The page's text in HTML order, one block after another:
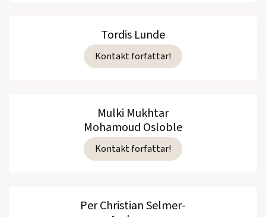
Tordis Lunde
Kontakt forfattar!
Mulki Mukhtar
Mohamoud Osloble
Kontakt forfattar!
Per Christian Selmer-